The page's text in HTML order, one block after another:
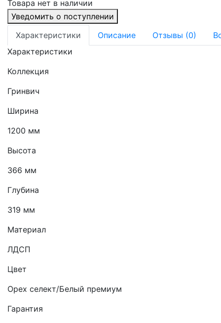
Товара нет в наличии
Уведомить о поступлении
Характеристики
Описание Отзывы (0)
Характеристики
Коллекция
Гринвич
Ширина
1200 мм
Высота
366 мм
Глубина
319 мм
Материал
ЛДСП
Цвет
Орех селект/Белый премиум
Гарантия